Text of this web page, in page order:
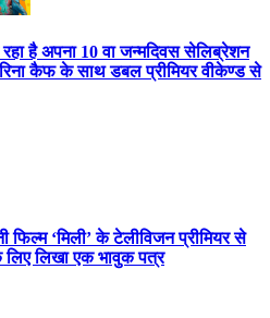
है अपना 10 वा जन्मदिवस सेलिब्रेशन
कैफ के साथ डबल प्रीमियर वीकेण्ड से
फिल्म ‘मिली’ के टेलीविजन प्रीमियर से
लिखा एक भावुक पत्र